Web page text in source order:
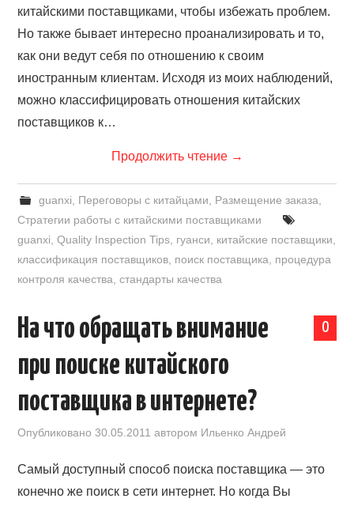
китайскими поставщиками, чтобы избежать проблем.
Но также бывает интересно проанализировать и то,
как они ведут себя по отношению к своим
иностранным клиентам. Исходя из моих наблюдений,
можно классифицировать отношения китайских
поставщиков к…
Продолжить чтение →
guanxi Переговоры с китайцами Размещение заказа
Стратегии работы с китайскими поставщиками
guanxi ,Quality Inspection Tips гуанси китайские поставщики
классификация поставщиков поиск поставщика
процедура
контроля качества ,стандарты качества
0
На что обращать внимание
при поиске китайского
поставщика в интернете?
Опубликовано30.05.2011 автором Ильенко Андрей
Самый доступный способ поиска поставщика — это
конечно же поиск в сети интернет. Но когда Вы